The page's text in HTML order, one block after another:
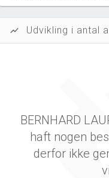
show_chart Udvikling i antal
BERNHARD
haft nogen
derfor ikke